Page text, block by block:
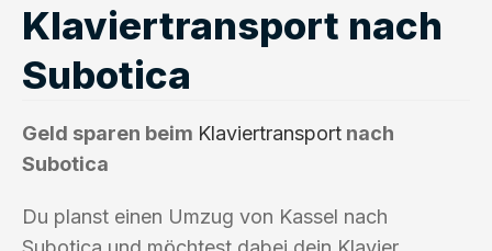
Klaviertransport nach
Subotica
Geld sparen beim Klaviertransport nach
Subotica
Du planst einen Umzug von Kassel nach